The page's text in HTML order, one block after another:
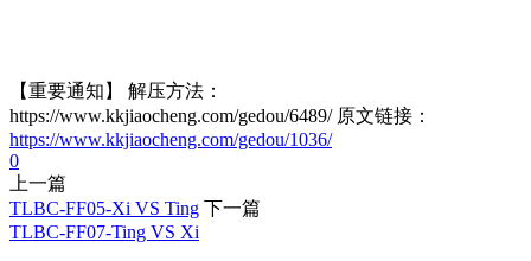
【重要通知】 解压方法：
https://www.kkjiaocheng.com/gedou/6489/ 原文链接：
https://www.kkjiaocheng.com/gedou/1036/
0
上一篇
TLBC-FF05-Xi VS Ting 下一篇
TLBC-FF07-Ting VS Xi